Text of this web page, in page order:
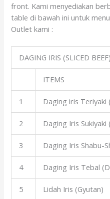
front. Kami menyediakan
table di bawah ini untuk
Outlet kami :
DAGING IRIS (SLICED BEEF)
ITEMS
1 Daging iris Teriyaki
2 Daging Iris Sukiyaki
3 Daging Iris Shabu-
4 Daging Iris Tebal
5 Lidah Iris (Gyutan)